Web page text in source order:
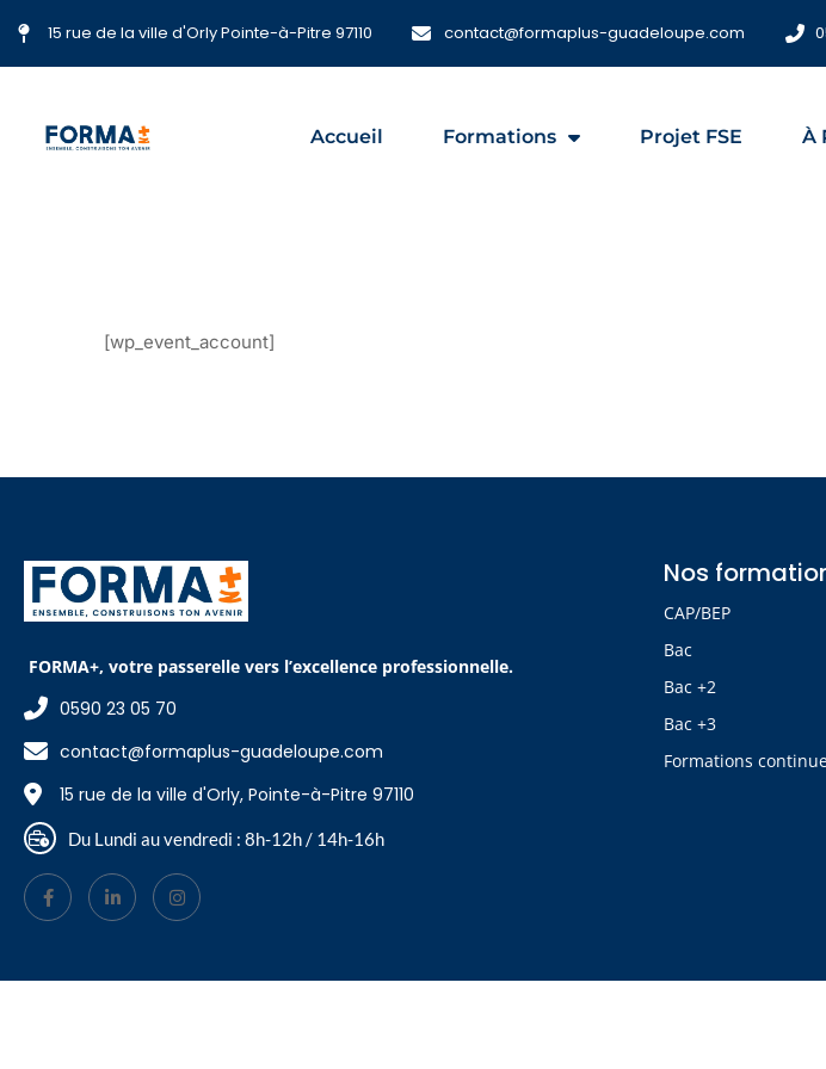
15 rue de la ville d'Orly Pointe-à-Pitre 97110 contact@formaplus-guadeloupe.com
Accueil Formations Projet FSE À
[wp_event_account]
FORMA+, votre passerelle vers l’excellence professionnelle.
0590 23 05 70
contact@formaplus-guadeloupe.com
15 rue de la ville d'Orly, Pointe-à-Pitre 97110
Du Lundi au vendredi : 8h-12h / 14h-16h
Nos
CAP/BEP
Bac
Bac +2
Bac +3
Formations